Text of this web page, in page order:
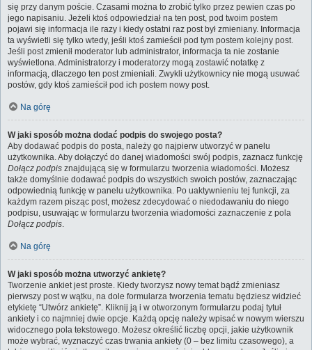
się przy danym poście. Czasami można to zrobić tylko przez pewien czas po
jego napisaniu. Jeżeli ktoś odpowiedział na ten post, pod twoim postem
pojawi się informacja ile razy i kiedy ostatni raz post był zmieniany. Informacja
ta wyświetli się tylko wtedy, jeśli ktoś zamieścił pod tym postem kolejny post.
Jeśli post zmienił moderator lub administrator, informacja ta nie zostanie
wyświetlona. Administratorzy i moderatorzy mogą zostawić notatkę z
informacją, dlaczego ten post zmieniali. Zwykli użytkownicy nie mogą usuwać
postów, gdy ktoś zamieścił pod ich postem nowy post.
Na górę
W jaki sposób można dodać podpis do swojego posta?
Aby dodawać podpis do posta, należy go najpierw utworzyć w panelu
użytkownika. Aby dołączyć do danej wiadomości swój podpis, zaznacz funkcję
Dołącz podpis znajdującą się w formularzu tworzenia wiadomości. Możesz
także domyślnie dodawać podpis do wszystkich swoich postów, zaznaczając
odpowiednią funkcję w panelu użytkownika. Po uaktywnieniu tej funkcji, za
każdym razem pisząc post, możesz zdecydować o niedodawaniu do niego
podpisu, usuwając w formularzu tworzenia wiadomości zaznaczenie z pola
Dołącz podpis.
Na górę
W jaki sposób można utworzyć ankietę?
Tworzenie ankiet jest proste. Kiedy tworzysz nowy temat bądź zmieniasz
pierwszy post w wątku, na dole formularza tworzenia tematu będziesz widzieć
etykietę “Utwórz ankietę”. Kliknij ją i w otworzonym formularzu podaj tytuł
ankiety i co najmniej dwie opcje. Każdą opcję należy wpisać w nowym wierszu
widocznego pola tekstowego. Możesz określić liczbę opcji, jakie użytkownik
może wybrać, wyznaczyć czas trwania ankiety (0 – bez limitu czasowego), a